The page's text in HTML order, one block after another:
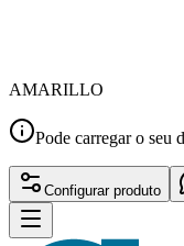
AMARILLO
Pode carregar o seu
Configurar produto